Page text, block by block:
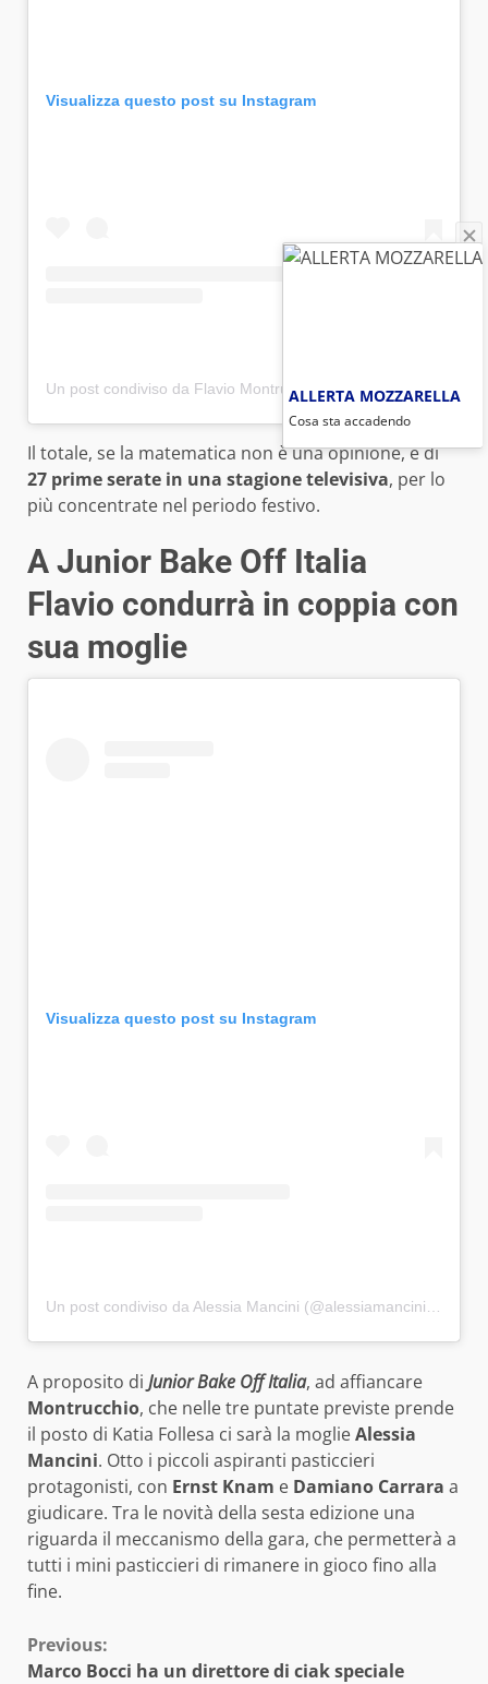
Visualizza questo post su Instagram
Un post condiviso da Flavio Montrucchio (@flaviomontrucchio)
Il totale, se la matematica non è una opinione, è di
27 prime serate in una stagione televisiva, per lo
più concentrate nel periodo festivo.
A Junior Bake Off Italia
Flavio condurrà in coppia con
sua moglie
Visualizza questo post su Instagram
A proposito di Junior Bake Off Italia, ad affiancare
Montrucchio, che nelle tre puntate previste prende
il posto di Katia Follesa ci sarà la moglieAlessia
Mancini. Otto i piccoli aspiranti pasticcieri
protagonisti, con Ernst Knam e Damiano Carrara a
giudicare. Tra le novità della sesta edizione una
riguarda il meccanismo della gara, che permetterà a
tutti i mini pasticcieri di rimanere in gioco fino alla
fine.
Continue
Previous:
Marco Bocci ha un direttore di ciak speciale
ALLERTA MOZZARELLA
Cosa sta accadendo